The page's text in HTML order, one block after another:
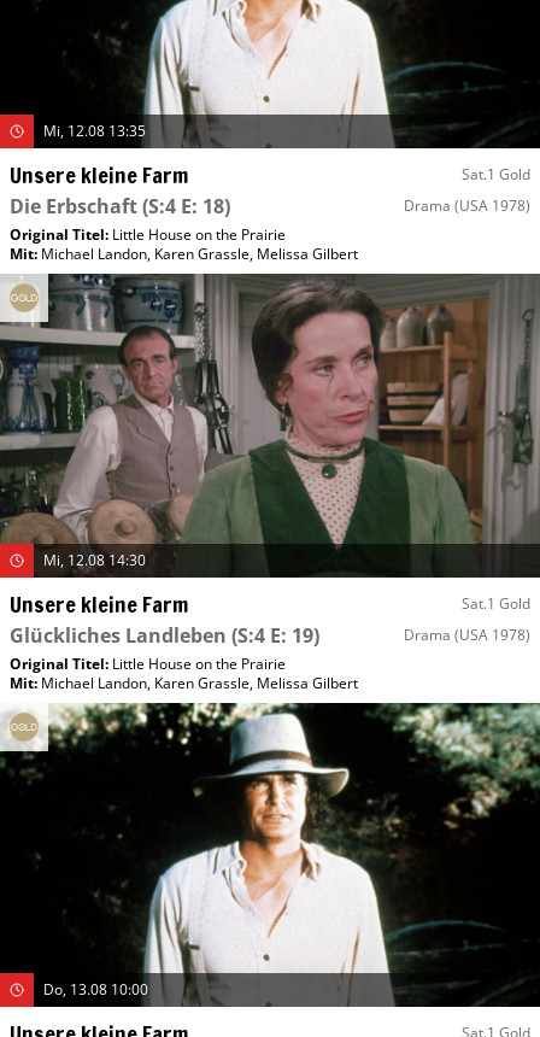
Mi, 12.08 13:35
Unsere kleine Farm Sat.1 Gold
Die Erbschaft(S:4 E: 18) Drama (USA 1978)
Original Titel: Little House on the Prairie
Mit: Michael Landon, Karen Grassle, Melissa Gilbert
Mi, 12.08 14:30
Unsere kleine Farm Sat.1 Gold
Glückliches Landleben (S:4 E: 19) Drama (USA 1978)
Original Titel: Little House on the Prairie
Mit: Michael Landon, Karen Grassle, Melissa Gilbert
Do, 13.08 10:00
Sat.1 Gold